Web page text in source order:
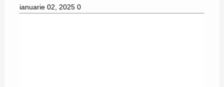
ianuarie 02, 2025 0